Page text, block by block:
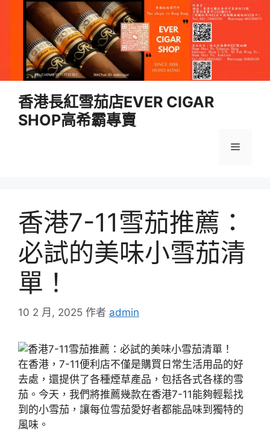
香港長紅雪茄店EVER CIGAR
SHOP高希霸專賣
選
香港7-11雪茄推薦：
必試的美味小雪茄清
單！
10 2 月, 2025 作者 admin
在香港，7-11便利店不僅是購買日常生活用品的好
去處，還提供了各種煙草產品，包括各式各樣的雪
茄。今天，我們將推薦幾款在香港7-11能夠輕鬆找
到的小雪茄，讓每位雪茄愛好者都能品味到獨特的
風味。